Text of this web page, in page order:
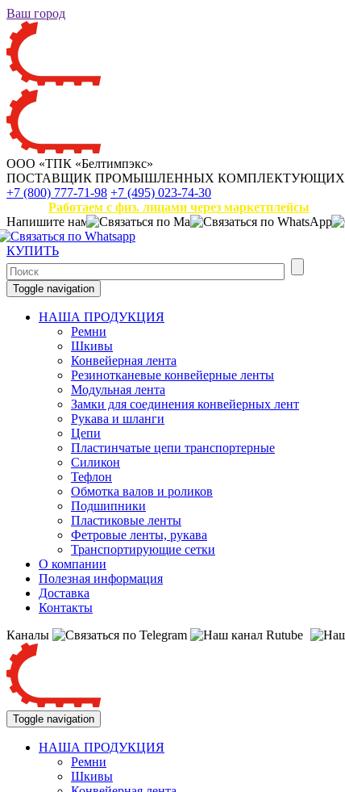
Ваш город
ООО «ТПК «Белтимпэкс»
ПОСТАВЩИК ПРОМЫШЛЕННЫХ КОМПЛЕКТУЮЩИХ
+7 (800) 777-71-98 +7 (495) 023-74-30
Работаем с физ. лицами через маркетплейсы
Напишите нам
КУПИТЬ
Toggle navigation
НАША ПРОДУКЦИЯ
Ремни
Шкивы
Конвейерная лента
Резинотканевые конвейерные ленты
Модульная лента
Замки для соединения конвейерных лент
Рукава и шланги
Цепи
Пластинчатые цепи транспортерные
Силикон
Тефлон
Обмотка валов и роликов
Подшипники
Пластиковые ленты
Фетровые ленты, рукава
Транспортирующие сетки
О компании
Полезная информация
Доставка
Контакты
Каналы
Toggle navigation
НАША ПРОДУКЦИЯ
Ремни
Шкивы